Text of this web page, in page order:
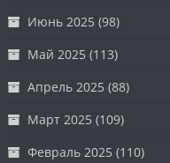
Июнь 2025 (98)
Май 2025 (113)
Апрель 2025 (88)
Март 2025 (109)
Февраль 2025 (110)